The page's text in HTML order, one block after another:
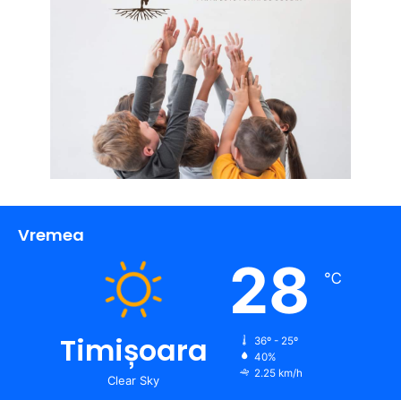
Vremea
Timișoara
Clear Sky
28 ℃
36º - 25º
40%
2.25 km/h